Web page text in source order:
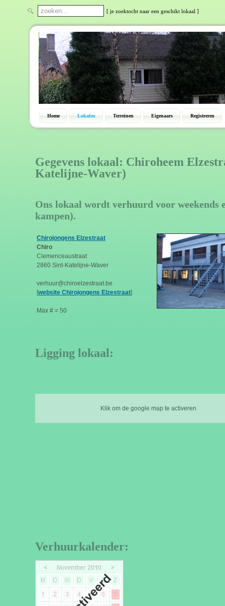
[ je zoektocht naar een geschikt lokaal ]
Home Lokalen Terreinen Eigenaars Registreren
Gegevens lokaal: Chiroheem
Katelijne-Waver)
Ons lokaal wordt verhuurd voor weekends
kampen).
Chirojongens Elzestraat
Chiro
Clemenceaustraat
2860 Sint-Katelijne-Waver
verhuur@chiroelzestraat.be
[website Chirojongens Elzestraat]
Max # = 50
Ligging lokaal:
Klik om de google map te activeren
Verhuurkalender: